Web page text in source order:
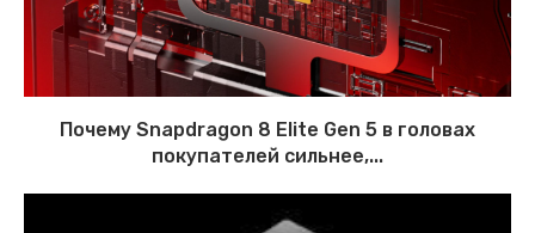
Почему Snapdragon 8 Elite Gen 5 в головах
покупателей сильнее,...